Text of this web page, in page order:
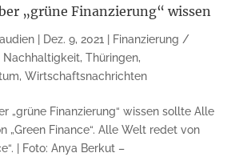
„grüne Finanzierung“ wissen
| Dez. 9, 2021
Finanzierung /
Nachhaltigkeit, Thüringen,
, Wirtschaftsnachrichten
„grüne Finanzierung“ wissen sollte Alle
„Green Finance“. Alle Welt redet von
| Foto: Anya Berkut –